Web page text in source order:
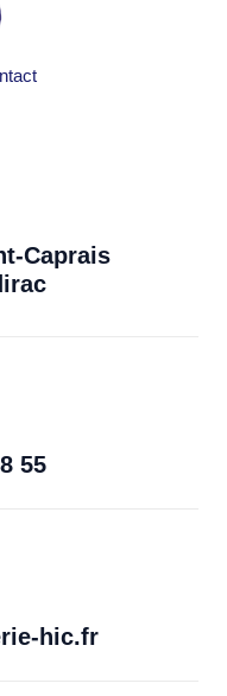
Caprais
55
hic.fr